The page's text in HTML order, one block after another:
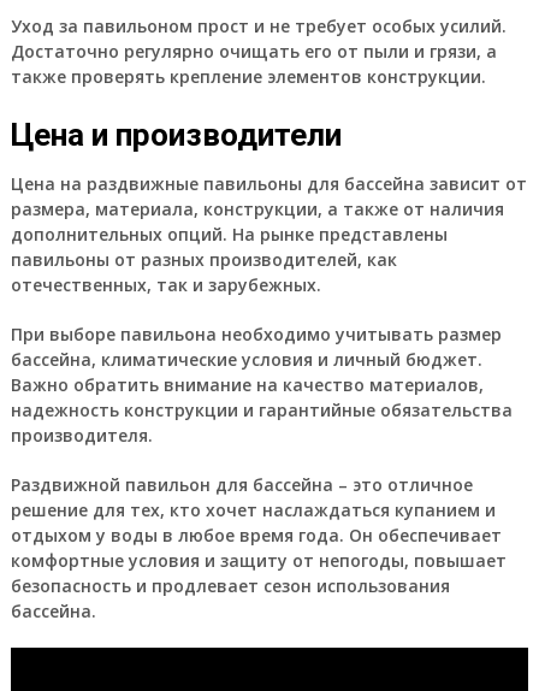
Уход за павильоном прост и не требует особых усилий.
Достаточно регулярно очищать его от пыли и грязи, а
также проверять крепление элементов конструкции.
Цена и производители
Цена на раздвижные павильоны для бассейна зависит от
размера, материала, конструкции, а также от наличия
дополнительных опций. На рынке представлены
павильоны от разных производителей, как
отечественных, так и зарубежных.
При выборе павильона необходимо учитывать размер
бассейна, климатические условия и личный бюджет.
Важно обратить внимание на качество материалов,
надежность конструкции и гарантийные обязательства
производителя.
Раздвижной павильон для бассейна – это отличное
решение для тех, кто хочет наслаждаться купанием и
отдыхом у воды в любое время года. Он обеспечивает
комфортные условия и защиту от непогоды, повышает
безопасность и продлевает сезон использования
бассейна.